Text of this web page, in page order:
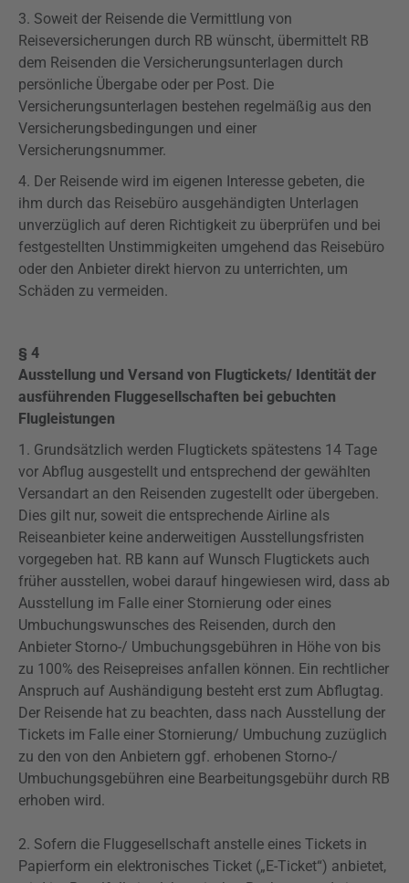
3. Soweit der Reisende die Vermittlung von
Reiseversicherungen durch RB wünscht, übermittelt RB
dem Reisenden die Versicherungsunterlagen durch
persönliche Übergabe oder per Post. Die
Versicherungsunterlagen bestehen regelmäßig aus den
Versicherungsbedingungen und einer
Versicherungsnummer.
4. Der Reisende wird im eigenen Interesse gebeten, die
ihm durch das Reisebüro ausgehändigten Unterlagen
unverzüglich auf deren Richtigkeit zu überprüfen und bei
festgestellten Unstimmigkeiten umgehend das Reisebüro
oder den Anbieter direkt hiervon zu unterrichten, um
Schäden zu vermeiden.
§ 4
Ausstellung und Versand von Flugtickets/ Identität der
ausführenden Fluggesellschaften bei gebuchten
Flugleistungen
1. Grundsätzlich werden Flugtickets spätestens 14 Tage
vor Abflug ausgestellt und entsprechend der gewählten
Versandart an den Reisenden zugestellt oder übergeben.
Dies gilt nur, soweit die entsprechende Airline als
Reiseanbieter keine anderweitigen Ausstellungsfristen
vorgegeben hat. RB kann auf Wunsch Flugtickets auch
früher ausstellen, wobei darauf hingewiesen wird, dass ab
Ausstellung im Falle einer Stornierung oder eines
Umbuchungswunsches des Reisenden, durch den
Anbieter Storno-/ Umbuchungsgebühren in Höhe von bis
zu 100% des Reisepreises anfallen können. Ein rechtlicher
Anspruch auf Aushändigung besteht erst zum Abflugtag.
Der Reisende hat zu beachten, dass nach Ausstellung der
Tickets im Falle einer Stornierung/ Umbuchung zuzüglich
zu den von den Anbietern ggf. erhobenen Storno-/
Umbuchungsgebühren eine Bearbeitungsgebühr durch RB
erhoben wird.
2. Sofern die Fluggesellschaft anstelle eines Tickets in
Papierform ein elektronisches Ticket („E-Ticket“) anbietet,